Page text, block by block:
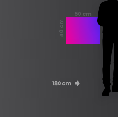
50 cm
40 cm